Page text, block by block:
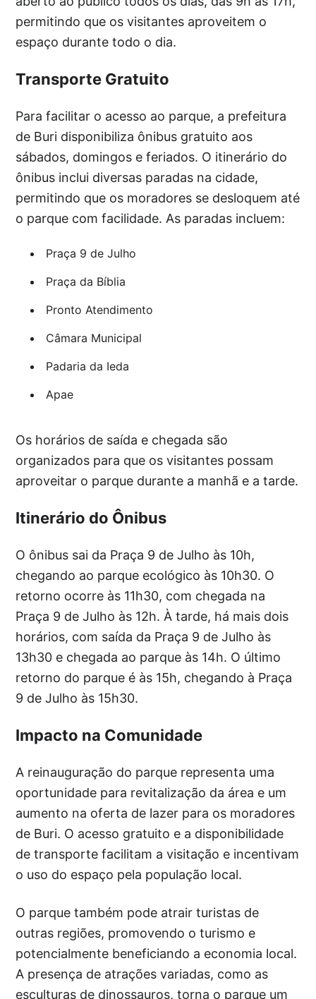
permitindo que os visitantes aproveitem o
espaço durante todo o dia.
Transporte Gratuito
Para facilitar o acesso ao parque, a prefeitura
de Buri disponibiliza ônibus gratuito aos
sábados, domingos e feriados. O itinerário do
ônibus inclui diversas paradas na cidade,
permitindo que os moradores se desloquem até
o parque com facilidade. As paradas incluem:
Praça 9 de Julho
Praça da Bíblia
Pronto Atendimento
Câmara Municipal
Padaria da Ieda
Apae
Os horários de saída e chegada são
organizados para que os visitantes possam
aproveitar o parque durante a manhã e a tarde.
Itinerário do Ônibus
O ônibus sai da Praça 9 de Julho às 10h,
chegando ao parque ecológico às 10h30. O
retorno ocorre às 11h30, com chegada na
Praça 9 de Julho às 12h. À tarde, há mais dois
horários, com saída da Praça 9 de Julho às
13h30 e chegada ao parque às 14h. O último
retorno do parque é às 15h, chegando à Praça
9 de Julho às 15h30.
Impacto na Comunidade
A reinauguração do parque representa uma
oportunidade para revitalização da área e um
aumento na oferta de lazer para os moradores
de Buri. O acesso gratuito e a disponibilidade
de transporte facilitam a visitação e incentivam
o uso do espaço pela população local.
O parque também pode atrair turistas de
outras regiões, promovendo o turismo e
potencialmente beneficiando a economia local.
A presença de atrações variadas, como as
esculturas de dinossauros, torna o parque um